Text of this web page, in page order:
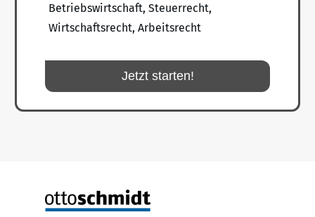
Betriebswirtschaft, Steuerrecht,
Wirtschaftsrecht, Arbeitsrecht
Jetzt starten!